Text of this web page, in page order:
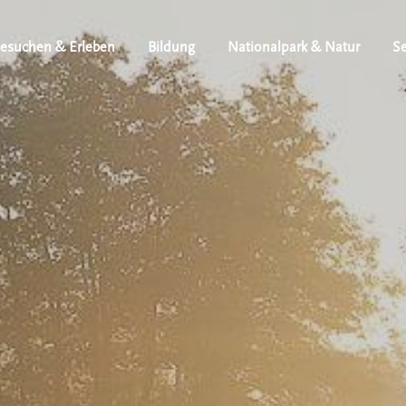
& Erleben Bildung Nationalpark & Natur